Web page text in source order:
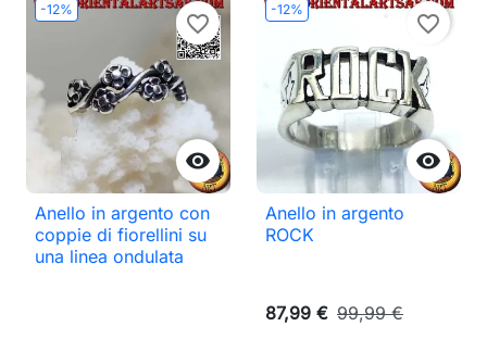
-12%

favorite_border
Anello in argento con
coppie di fiorellini su
una linea ondulata
-12%

favorite_border
Anello in argento
ROCK
87,99 € 99,99 €